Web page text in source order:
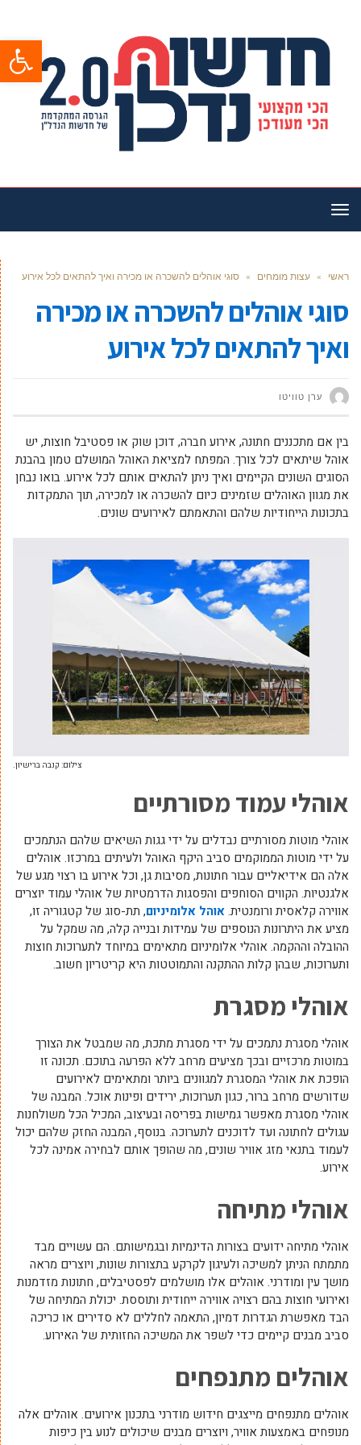
פתח
תפריט
ראשי » עצות מומחים » סוגי אוהלים להשכרה או מכירה ואיך להתאים לכל אירוע
סוגי אוהלים להשכרה או מכירה
ואיך להתאים לכל אירוע
ערן טוויטו
בין אם מתכננים חתונה, אירוע חברה, דוכן שוק או פסטיבל חוצות, יש
אוהל שיתאים לכל צורך. המפתח למציאת האוהל המושלם טמון בהבנת
הסוגים השונים הקיימים ואיך ניתן להתאים אותם לכל אירוע. בואו נבחן
את מגוון האוהלים שזמינים כיום להשכרה או למכירה, תוך התמקדות
בתכונות הייחודיות שלהם והתאמתם לאירועים שונים.
צילום: קנבה ברישיון.
אוהלי עמוד מסורתיים
אוהלי מוטות מסורתיים נבדלים על ידי גגות השיאים שלהם הנתמכים
על ידי מוטות הממוקמים סביב היקף האוהל ולעיתים במרכזו. אוהלים
אלה הם אידיאליים עבור חתונות, מסיבות גן, וכל אירוע בו רצוי מגע של
אלגנטיות. הקווים הסוחפים והפסגות הדרמטיות של אוהלי עמוד יוצרים
אווירה קלאסית ורומנטית.אוהל אלומיניום, תת-סוג של קטגוריה זו,
מציע את היתרונות הנוספים של עמידות ובנייה קלה, מה שמקל על
ההובלה וההקמה. אוהלי אלומיניום מתאימים במיוחד לתערוכות חוצות
ותערוכות, שבהן קלות ההתקנה והתמוטטות היא קריטריון חשוב.
אוהלי מסגרת
אוהלי מסגרת נתמכים על ידי מסגרת מתכת, מה שמבטל את הצורך
במוטות מרכזיים ובכך מציעים מרחב ללא הפרעה בתוכם. תכונה זו
הופכת את אוהלי המסגרת למגוונים ביותר ומתאימים לאירועים
שדורשים מרחב ברור, כגון תערוכות, ירידים ופינות אוכל. המבנה של
אוהלי מסגרת מאפשר גמישות בפריסה ובעיצוב, המכיל הכל משולחנות
עגולים לחתונה ועד לדוכנים לתערוכה. בנוסף, המבנה החזק שלהם יכול
לעמוד בתנאי מזג אוויר שונים, מה שהופך אותם לבחירה אמינה לכל
אירוע.
אוהלי מתיחה
אוהלי מתיחה ידועים בצורות הדינמיות ובגמישותם. הם עשויים מבד
מתמתח הניתן למשיכה ולעיגון לקרקע בתצורות שונות, ויוצרים מראה
מושך עין ומודרני. אוהלים אלו מושלמים לפסטיבלים, חתונות מזדמנות
ואירועי חוצות בהם רצויה אווירה ייחודית ותוססת. יכולת המתיחה של
הבד מאפשרת הגדרות דמיון, התאמה לחללים לא סדירים או כריכה
סביב מבנים קיימים כדי לשפר את המשיכה החזותית של האירוע.
אוהלים מתנפחים
אוהלים מתנפחים מייצגים חידוש מודרני בתכנון אירועים. אוהלים אלה
מנופחים באמצעות אוויר, ויוצרים מבנים שיכולים לנוע בין כיפות